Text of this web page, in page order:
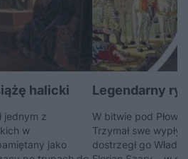
halicki
jednym z
w
jako
Legendarny
W bitwie pod
Trzymał swe
dostrzegł go